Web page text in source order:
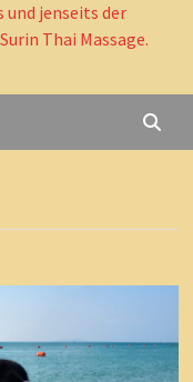
und jenseits der
Thai Massage.